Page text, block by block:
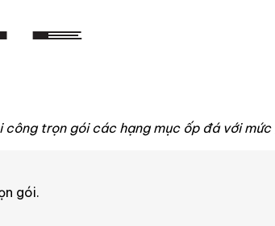
trọn gói các hạng mục ốp đá với
gói.